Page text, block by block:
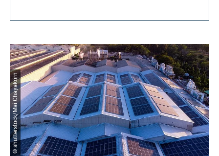
© shutterstock/Mai.Chayakorn